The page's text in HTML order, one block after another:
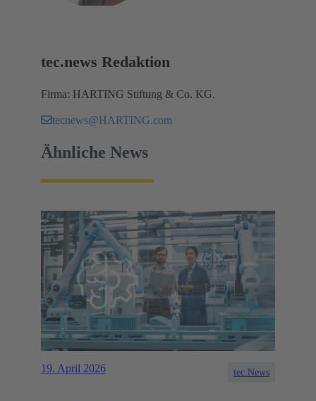
tec.news Redaktion
Firma: HARTING Stiftung & Co. KG.
tecnews@HARTING.com
Ähnliche News
19. April 2026 tec.News